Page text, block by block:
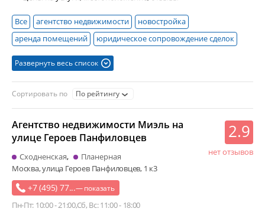
Все агентство недвижимости
новостройка
аренда помещений
юридическое сопровождение сделок
продажа квартир
оценка собственности
коммерческая недвижимость
оформление недвижимости и земли
риэлторская услуга
продажа земельных участков и малоэтажных домов
аренда офисов
помощь в оформлении ипотеки
аренда квартир
общежитие
аренда земельного участка
обмен квартир
аренда коттеджа
регистрация прав собственности
Развернуть весь список
Сортировать по По рейтингу
+7 (495) 77...— показать
Пн-Пт: 10:00 - 21:00Сб, Вс: 11:00 - 18:00
Агентство недвижимости Миэль на
улице Героев Панфиловцев
2.9
нет отзывов
Сходненская
Планерная
Москва, улица Героев Панфиловцев, 1 к3